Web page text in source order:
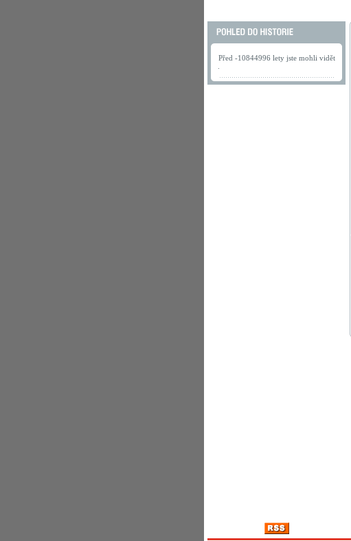
Před -10844996 lety jste mohli vidět